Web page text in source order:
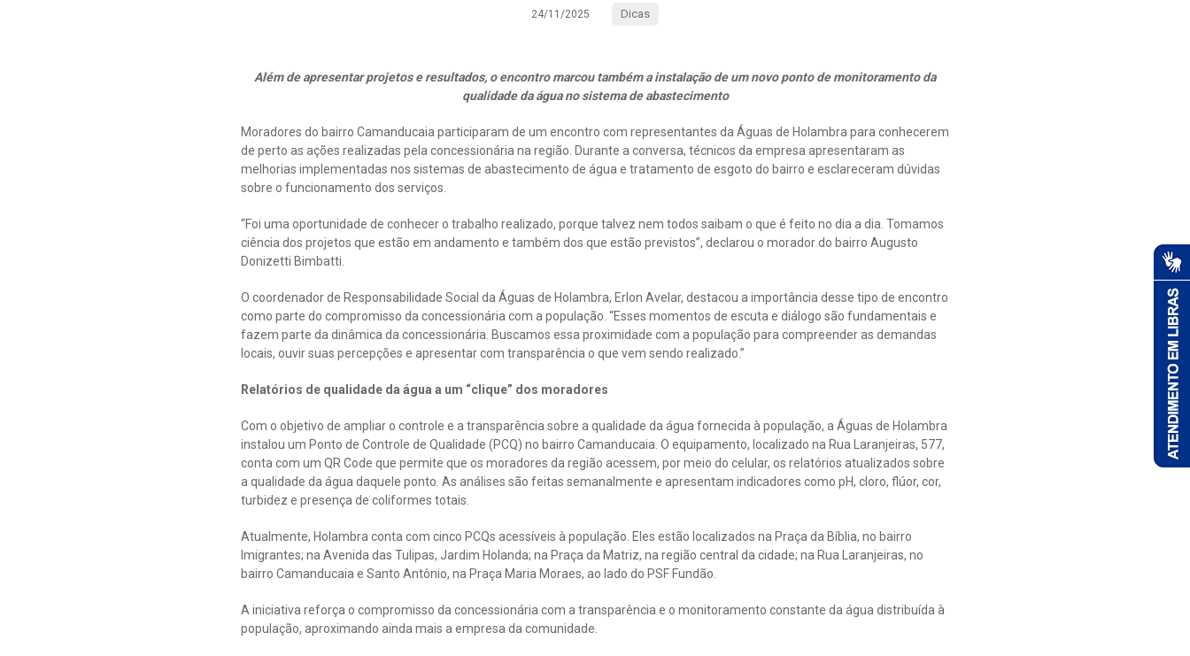
24/11/2025 Dicas
Além de apresentar projetos e resultados, o encontro marcou também a instalação de um novo ponto de monitoramento da
qualidade da água no sistema de abastecimento
Moradores do bairro Camanducaia participaram de um encontro com representantes da Águas de Holambra para conhecerem
de perto as ações realizadas pela concessionária na região. Durante a conversa, técnicos da empresa apresentaram as
melhorias implementadas nos sistemas de abastecimento de água e tratamento de esgoto do bairro e esclareceram dúvidas
sobre o funcionamento dos serviços.
“Foi uma oportunidade de conhecer o trabalho realizado, porque talvez nem todos saibam o que é feito no dia a dia. Tomamos
ciência dos projetos que estão em andamento e também dos que estão previstos”, declarou o morador do bairro Augusto
Donizetti Bimbatti.
O coordenador de Responsabilidade Social da Águas de Holambra, Erlon Avelar, destacou a importância desse tipo de encontro
como parte do compromisso da concessionária com a população. “Esses momentos de escuta e diálogo são fundamentais e
fazem parte da dinâmica da concessionária. Buscamos essa proximidade com a população para compreender as demandas
locais, ouvir suas percepções e apresentar com transparência o que vem sendo realizado.”
Relatórios de qualidade da água a um “clique” dos moradores
Com o objetivo de ampliar o controle e a transparência sobre a qualidade da água fornecida à população, a Águas de Holambra
instalou um Ponto de Controle de Qualidade (PCQ) no bairro Camanducaia. O equipamento, localizado na Rua Laranjeiras, 577,
conta com um QR Code que permite que os moradores da região acessem, por meio do celular, os relatórios atualizados sobre
a qualidade da água daquele ponto. As análises são feitas semanalmente e apresentam indicadores como pH, cloro, flúor, cor,
turbidez e presença de coliformes totais.
Atualmente, Holambra conta com cinco PCQs acessíveis à população. Eles estão localizados na Praça da Bíblia, no bairro
Imigrantes; na Avenida das Tulipas, Jardim Holanda; na Praça da Matriz, na região central da cidade; na Rua Laranjeiras, no
bairro Camanducaia e Santo Antônio, na Praça Maria Moraes, ao lado do PSF Fundão.
A iniciativa reforça o compromisso da concessionária com a transparência e o monitoramento constante da água distribuída à
população, aproximando ainda mais a empresa da comunidade.